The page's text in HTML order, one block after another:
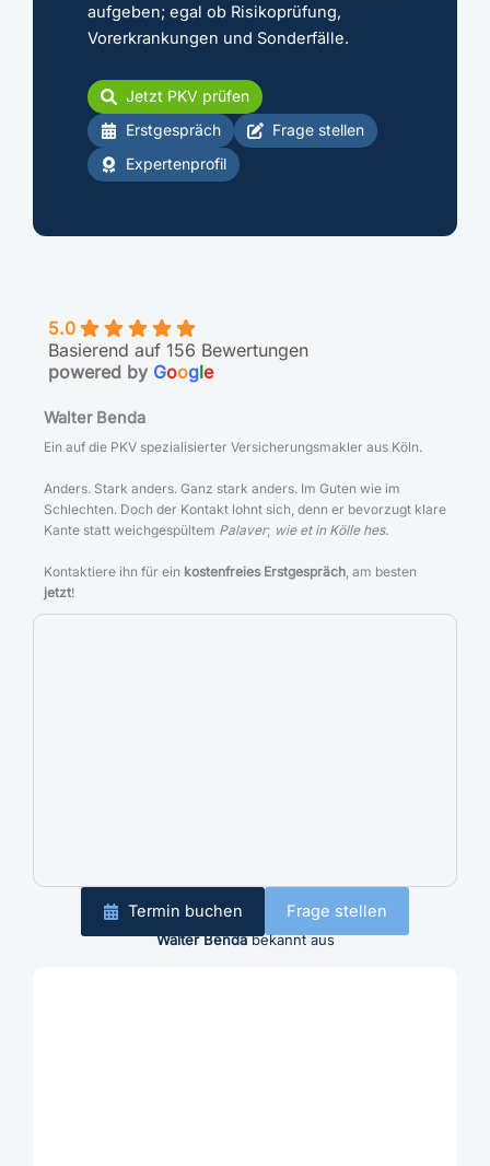
aufgeben; egal ob Risikoprüfung,
Vorerkrankungen und Sonderfälle.
Jetzt PKV prüfen
Erstgespräch
Frage stellen
Expertenprofil
5.0
Basierend auf 156 Bewertungen
powered by Google
Walter Benda
Ein auf die PKV spezialisierter Versicherungsmakler aus Köln.
Anders. Stark anders. Ganz stark anders. Im Guten wie im
Schlechten. Doch der Kontakt lohnt sich, denn er bevorzugt klare
Kante statt weichgespültem Palaver; wie et in Kölle hes.
Kontaktiere ihn für ein kostenfreies Erstgespräch , am besten
jetzt!
Termin buchen Frage stellen
Walter Bendabekannt aus